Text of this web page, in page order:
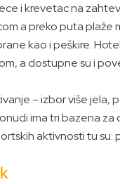
i krevetac na
a preko puta
kao i peškire.
a dostupne su i
– izbor više
ima tri bazena
aktivnosti tu